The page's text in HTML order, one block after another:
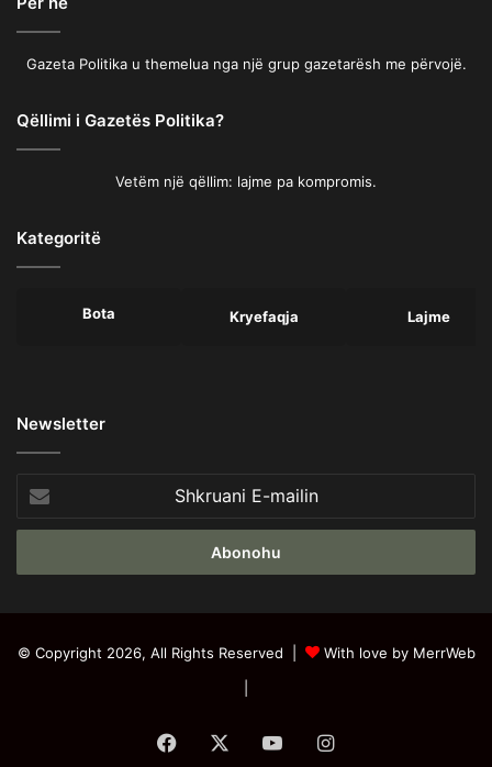
Gazeta Politika u themelua nga një grup gazetarësh me përvojë.
Qëllimi i Gazetës Politika?
Vetëm një qëllim: lajme pa kompromis.
Kategoritë
Bota Kryefaqja Lajme
Newsletter
E-
mailin
© Copyright 2026, All Rights Reserved |
With love by MerrWeb
Facebook YouTubeInstagram